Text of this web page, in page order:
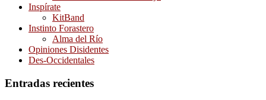
Inspírate
KitBand
Instinto Forastero
Alma del Río
Opiniones Disidentes
Des-Occidentales
Entradas recientes